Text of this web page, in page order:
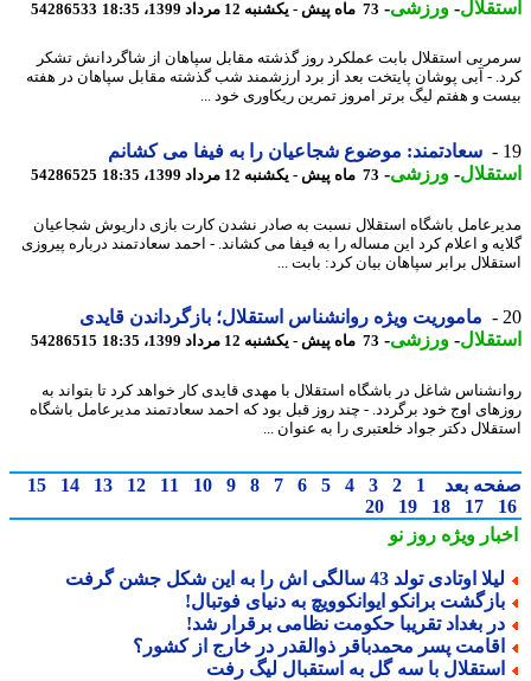
-ورزشی-73 ماه پیش - یکشنبه 12 مرداد 1399، 18:35 54286533
استقلال بابت عملکرد روز گذشته مقابل سپاهان از شاگردانش تشکر
- آبی پوشان پایتخت بعد از برد ارزشمند شب گذشته مقابل سپاهان در هفته
و هفتم لیگ برتر امروز تمرین ریکاوری خود ...
سعادتمند: موضوع شجاعیان را به فیفا می کشانم
-ورزشی-73 ماه پیش - یکشنبه 12 مرداد 1399، 18:35 54286525
باشگاه استقلال نسبت به صادر نشدن کارت بازی داریوش شجاعیان
و اعلام کرد این مساله را به فیفا می کشاند. - احمد سعادتمند درباره پیروزی
برابر سپاهان بیان کرد: بابت ...
ماموریت ویژه روانشناس استقلال؛ بازگرداندن قایدی
-ورزشی-73 ماه پیش - یکشنبه 12 مرداد 1399، 18:35 54286515
شاغل در باشگاه استقلال با مهدی قایدی کار خواهد کرد تا بتواند به
اوج خود برگردد. - چند روز قبل بود که احمد سعادتمند مدیرعامل باشگاه
دکتر جواد خلعتبری را به عنوان ...
بعد 1
2
3
4
5
6
7
8
9
10
11
12
13
14
15
17
18
19
20
ویژهروز نو
اوتادی تولد 43 سالگی اش را به این شکل جشن گرفت
برانکو ایوانکوویچ به دنیای فوتبال!
بغداد تقریبا حکومت نظامی برقرار شد!
پسر محمدباقر ذوالقدر در خارج از کشور؟
با سه گل به استقبال لیگ رفت